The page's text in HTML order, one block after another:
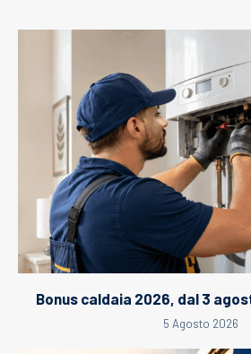
Bonus caldaia 2026, dal 3
5 Agosto 2026